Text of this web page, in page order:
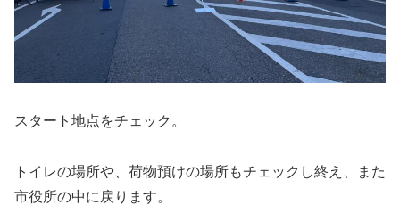
スタート地点をチェック。
トイレの場所や、荷物預けの場所もチェックし終え、また
市役所の中に戻ります。